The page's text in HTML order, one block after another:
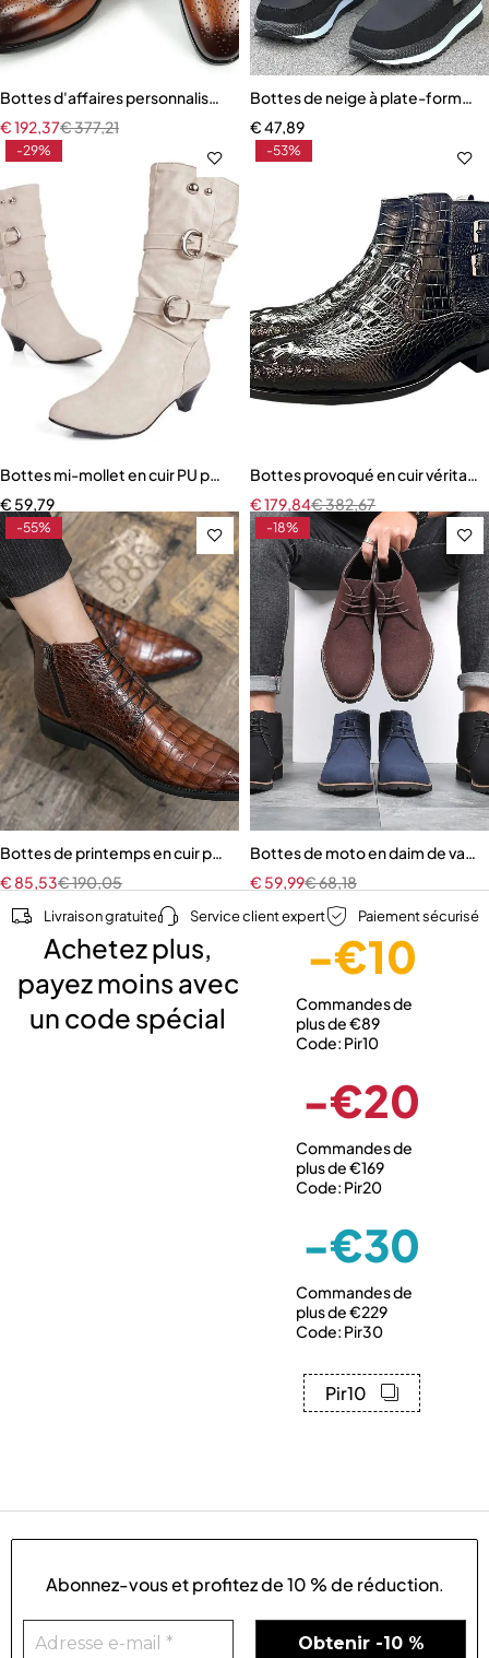
Bottes d'affaires personnalisées pour hommes Brogue à lacets à la
€377,21
€192,37
Bottes de neige à plate-forme
€47,89
-29%
Bottes mi-mollet en cuir PU pour femmes, chaussures à enfiler
€ 59,79
-53%
Bottes provoqué en cuir
€382,67
€179,84
-55%
Bottes de printemps en cuir pointues à lacets pour hommes
€190,05
€ 85,53
-18%
Bottes de moto en daim de
€68,18
€ 59,99
Livraison gratuite Service client expert Paiement sécurisé
Achetez plus,
payez moins avec
un code spécial
-€10
Commandes de
plus de €89
Code: Pir10
-€20
Commandes de
plus de €169
Code: Pir20
-€30
Commandes de
plus de €229
Code: Pir30
Pir10
Abonnez-vous et profitez de10 % de réduction.